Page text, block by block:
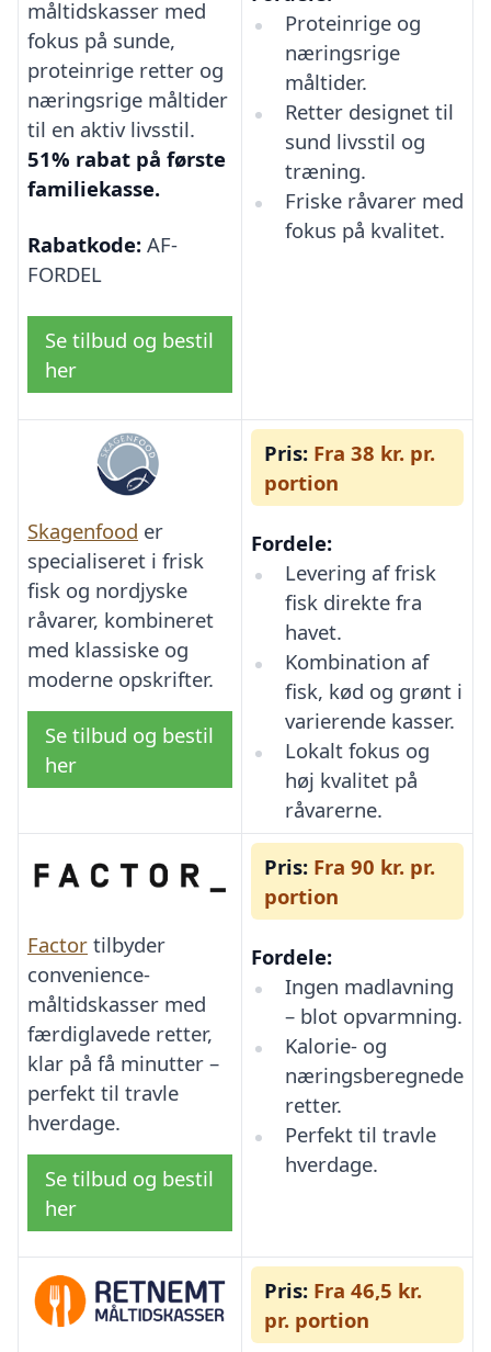
måltidskasser med
fokus på sunde,
proteinrige retter og
næringsrige måltider
til en aktiv livsstil.
51% rabat på første
familiekasse.
Rabatkode: AF-
FORDEL
Se tilbud og bestil
her
Proteinrige og
næringsrige
måltider.
Retter designet til
sund livsstil og
træning.
Friske råvarer med
fokus på kvalitet.
Skagenfood er
specialiseret i frisk
fisk og nordjyske
råvarer, kombineret
med klassiske og
moderne opskrifter.
Se tilbud og bestil
her
Pris: Fra 38 kr. pr.
portion
Fordele:
Levering af frisk
fisk direkte fra
havet.
Kombination af
fisk, kød og grønt i
varierende kasser.
Lokalt fokus og
høj kvalitet på
råvarerne.
Factor tilbyder
convenience-
måltidskasser med
færdiglavede retter,
klar på få minutter –
perfekt til travle
hverdage.
Se tilbud og bestil
her
Pris: Fra 90 kr. pr.
portion
Fordele:
Ingen madlavning
– blot opvarmning.
Kalorie- og
næringsberegnede
retter.
Perfekt til travle
hverdage.
Pris: Fra 46,5 kr.
pr. portion